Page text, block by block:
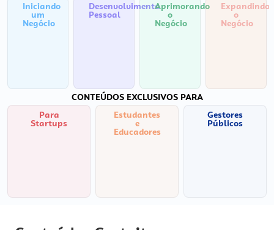
Iniciando
um
Negócio
Desenvolvimento
Pessoal
Aprimorando
o
Negócio
Expandindo
o
Negócio
CONTEÚDOS EXCLUSIVOS PARA
Para
Startups
Estudantes
e
Educadores
Gestores
Públicos